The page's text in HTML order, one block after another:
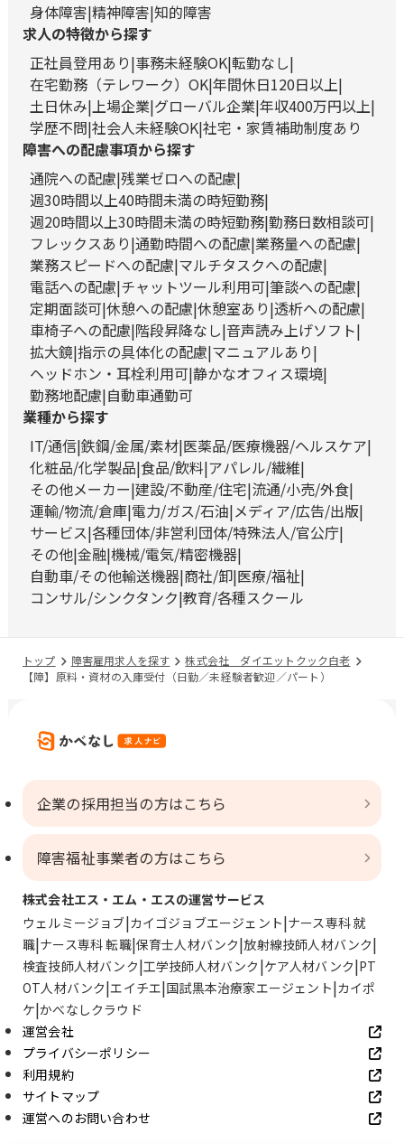
身体障害 精神障害 知的障害
求人の特徴から探す
正社員登用あり 事務未経験OK 転勤なし
在宅勤務（テレワーク）OK 年間休日120日以上
土日休み 上場企業 グローバル企業 年収400万円以上
学歴不問 社会人未経験OK 社宅・家賃補助制度あり
障害への配慮事項から探す
通院への配慮 残業ゼロへの配慮
週30時間以上40時間未満の時短勤務
週20時間以上30時間未満の時短勤務 勤務日数相談可
フレックスあり 通勤時間への配慮 業務量への配慮
業務スピードへの配慮 マルチタスクへの配慮
電話への配慮 チャットツール利用可 筆談への配慮
定期面談可 休憩への配慮 休憩室あり 透析への配慮
車椅子への配慮 階段昇降なし 音声読み上げソフト
拡大鏡 指示の具体化の配慮 マニュアルあり
ヘッドホン・耳栓利用可 静かなオフィス環境
勤務地配慮 自動車通勤可
業種から探す
IT/通信 鉄鋼/金属/素材 医薬品/医療機器/ヘルスケア
化粧品/化学製品 食品/飲料 アパレル/繊維
その他メーカー 建設/不動産/住宅 流通/小売/外食
運輸/物流/倉庫 電力/ガス/石油 メディア/広告/出版
サービス 各種団体/非営利団体/特殊法人/官公庁
その他 金融 機械/電気/精密機器
自動車/その他輸送機器 商社/卸 医療/福祉
コンサル/シンクタンク 教育/各種スクール
トップ 障害雇用求人を探す
株式会社 ダイエットクック白老
【障】原料・資材の入庫受付（日勤／未経験者歓迎／パート）
企業の採用担当の方はこちら
障害福祉事業者の方はこちら
株式会社エス・エム・エスの運営サービス
ウェルミージョブ カイゴジョブエージェント ナース専科 就
職 ナース専科 転職 保育士人材バンク 放射線技師人材バンク
検査技師人材バンク 工学技師人材バンク ケア人材バンク PT
OT人材バンク エイチエ 国試黒本治療家エージェント カイポ
ケ かべなしクラウド
運営会社
プライバシーポリシー
利用規約
サイトマップ
運営へのお問い合わせ